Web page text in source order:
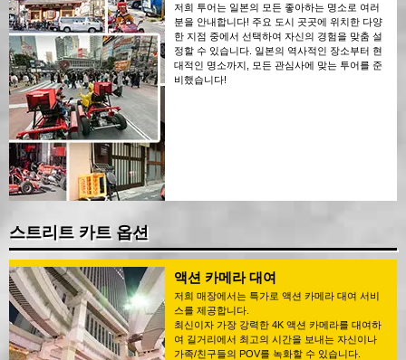
저희 투어는 일본의 모든 좋아하는 명소로 여러
분을 안내합니다! 주요 도시 곳곳에 위치한 다양
한 지점 중에서 선택하여 자신의 경험을 맞춤 설
정할 수 있습니다. 일본의 역사적인 장소부터 현
대적인 명소까지, 모든 관심사에 맞는 투어를 준
비했습니다!
스트리트 카트 옵션
액션 카메라 대여
저희 매장에서는 특가로 액션 카메라 대여 서비
스를 제공합니다.
최신이자 가장 강력한 4K 액션 카메라를 대여하
여 길거리에서 최고의 시간을 보내는 자신이나
가족/친구들의 POV를 녹화할 수 있습니다.